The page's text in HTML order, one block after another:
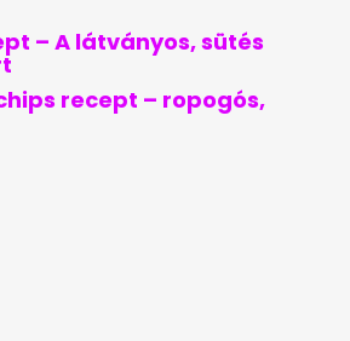
– A látványos, sütés
recept – ropogós,